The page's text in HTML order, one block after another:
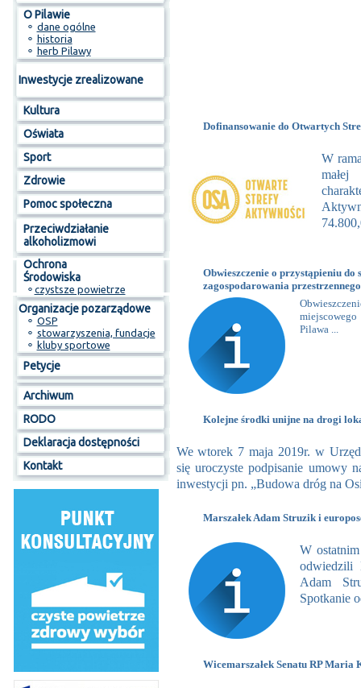
O Pilawie
⚬ dane ogólne
⚬ historia
⚬ herb Pilawy
Inwestycje zrealizowane
Kultura
Oświata
Sport
Zdrowie
Pomoc społeczna
Przeciwdziałanie
alkoholizmowi
Ochrona
Środowiska
⚬ czystsze powietrze
Organizacje pozarządowe
⚬ OSP
⚬ stowarzyszenia, fundacje
⚬ kluby sportowe
Petycje
Archiwum
RODO
Deklaracja dostępności
Kontakt
Dofinansowanie do Otwartych
W
małej
Obwieszczenie o przystąpieniu
zagospodarowania
Pilawa ...
Kolejne środki unijne na drogi
We wtorek 7 maja 2019r. w
się uroczyste podpisanie umowy
inwestycji pn. „Budowa dróg na
Marszałek Adam Struzik i
W
odwiedzili
Adam
Spotkanie
Wicemarszałek Senatu RP Maria